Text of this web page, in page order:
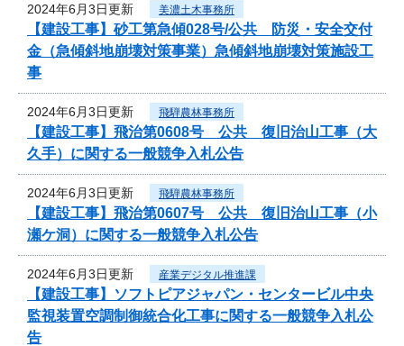
2024年6月3日更新 美濃土木事務所
【建設工事】砂工第急傾028号/公共 防災・安全交付
金（急傾斜地崩壊対策事業）急傾斜地崩壊対策施設工
事
2024年6月3日更新 飛騨農林事務所
【建設工事】飛治第0608号 公共 復旧治山工事（大
久手）に関する一般競争入札公告
2024年6月3日更新 飛騨農林事務所
【建設工事】飛治第0607号 公共 復旧治山工事（小
瀬ケ洞）に関する一般競争入札公告
2024年6月3日更新 産業デジタル推進課
【建設工事】ソフトピアジャパン・センタービル中央
監視装置空調制御統合化工事に関する一般競争入札公
告